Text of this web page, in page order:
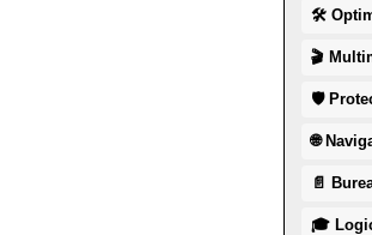
🛠
🎬
🛡
🌐
📄
🎓